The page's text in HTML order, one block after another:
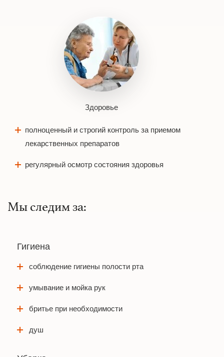
Здоровье
полноценный и строгий контроль за приемом
лекарственных препаратов
регулярный осмотр состояния здоровья
Мы следим за:
Гигиена
соблюдение гигиены полости рта
умывание и мойка рук
бритье при необходимости
душ